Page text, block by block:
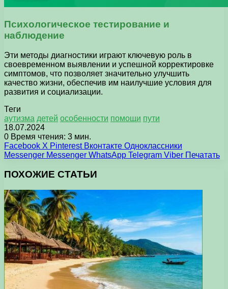
Психологическое тестирование и
наблюдение
Эти методы диагностики играют ключевую роль в
своевременном выявлении и успешной корректировке
симптомов, что позволяет значительно улучшить
качество жизни, обеспечив им наилучшие условия для
развития и социализации.
Теги
аутизма детей особенности помощи пути
18.07.2024
0 Время чтения: 3 мин.
Facebook X Pinterest Вконтакте Одноклассники
Messenger Messenger WhatsApp Telegram Viber Печатать
ПОХОЖИЕ СТАТЬИ